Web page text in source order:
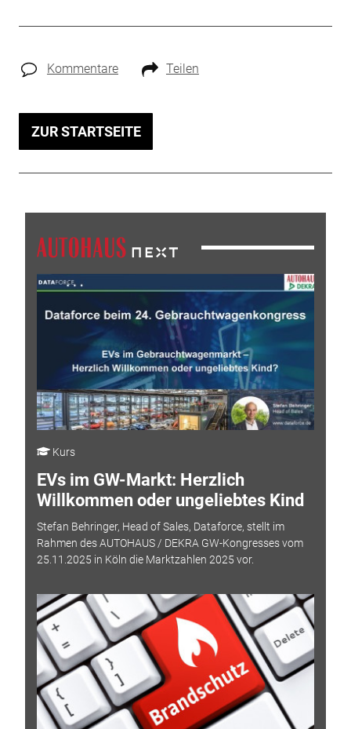
Kommentare Teilen
ZUR STARTSEITE
Kurs
EVs im GW-Markt: Herzlich
Willkommen oder ungeliebtes Kind
Stefan Behringer, Head of Sales, Dataforce, stellt im
Rahmen des AUTOHAUS / DEKRA GW-Kongresses vom
25.11.2025 in Köln die Marktzahlen 2025 vor.